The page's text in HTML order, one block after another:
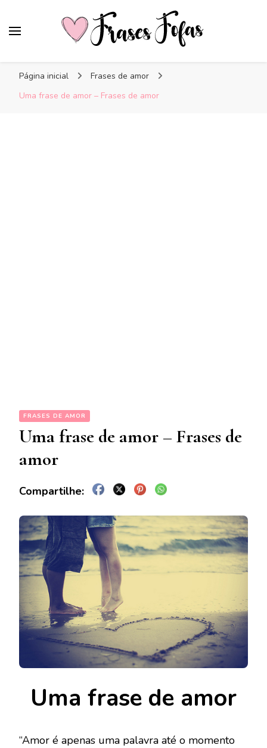
Página inicial
Frases de amor
Uma frase de amor – Frases de amor
FRASES DE AMOR
Uma frase de amor – Frases de
amor
Uma frase de amor
“Amor é apenas uma palavra até o momento